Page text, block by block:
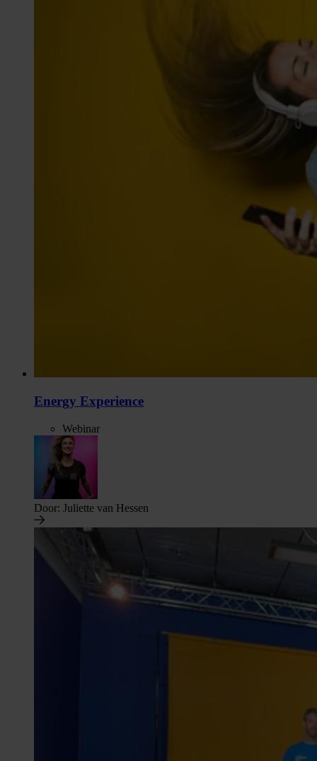
Energy Experience
Webinar
Door: Juliette van Hessen